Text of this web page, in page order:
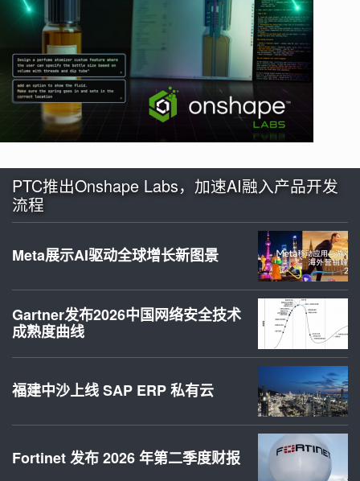
PTC推出Onshape Labs，加速AI融入产品开发
流程
Meta展示AI驱动全球增长新图景
Gartner发布2026中国网络安全技术
成熟度曲线
福建中沙上线 SAP ERP 私有云
Fortinet 发布 2026 年第二季度财报